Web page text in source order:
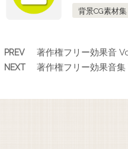
背景CG素材集
PREV 著作権フリー効果音
NEXT 著作権フリー効果音